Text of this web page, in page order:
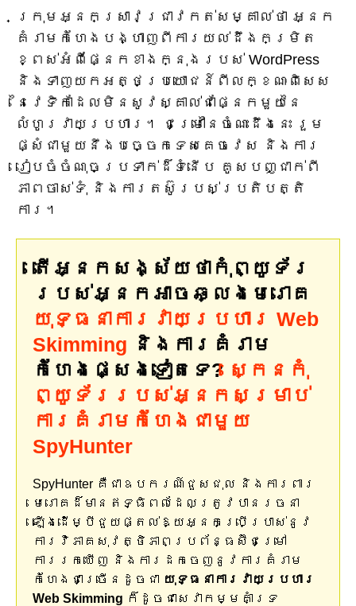
ក្រុមអ្នកស្រាវជ្រាវកត់សម្គាល់ថា អ្នក
គំរាមកំហែងបង្ហាញពីការយល់ដឹងកម្រិត
ខ្ពស់អំពីផ្នែកខាងក្នុងរបស់ WordPress
និងទាញយកអត្ថប្រយោជន៍ពីលក្ខណៈពិសេស
នៃវេទិកាដែលមិនសូវស្គាល់ជាផ្នែកមួយនៃ
លំហូរវាយប្រហារ។ ជម្រៅនៃចំណេះដឹងនេះ រួម
ផ្សំជាមួយនឹងបច្ចេកទេសគេចវេស និងការ
រៀបចំចំណុចប្រទាក់ដ៏ទំនើប គូសបញ្ជាក់ពី
ភាពចាស់ទុំ និងការតស៊ូរបស់ប្រតិបត្តិ
ការ។
តើអ្នកសង្ស័យថាកុំព្យូទ័រ
របស់អ្នកអាចឆ្លងមេរោគ
យុទ្ធនាការវាយប្រហារ Web
Skimming និងការគំរាម
កំហែងផ្សេងទៀតទេ? ស្កេនកុំ
ព្យូទ័ររបស់អ្នកសម្រាប់
ការគំរាមកំហែងជាមួយ
SpyHunter
SpyHunter គឺជាឧបករណ៍ជួសជុល និងការពារ
មេរោគដ៏មានឥទ្ធិពលដែលត្រូវបានរចនា
ឡើងដើម្បីជួយផ្តល់ឱ្យអ្នកប្រើប្រាស់នូវ
ការវិភាគសុវត្ថិភាពប្រព័ន្ធស៊ីជម្រៅ
ការរកឃើញ និងការដកចេញនូវការគំរាម
កំហែងជាច្រើនដូចជា យុទ្ធនាការវាយប្រហារ
Web Skimming ក៏ដូចជាសេវាកម្មគាំទ្រ